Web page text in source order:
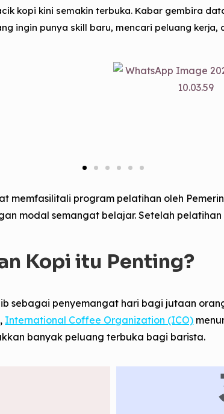
kopi kini semakin terbuka. Kabar gembira
ingin punya skill baru, mencari peluang
memfasilitali program pelatihan oleh
modal semangat belajar. Setelah
Kopi itu Penting?
sebagai penyemangat hari bagi jutaan
International Coffee Organization (ICO)
banyak peluang terbuka bagi barista.